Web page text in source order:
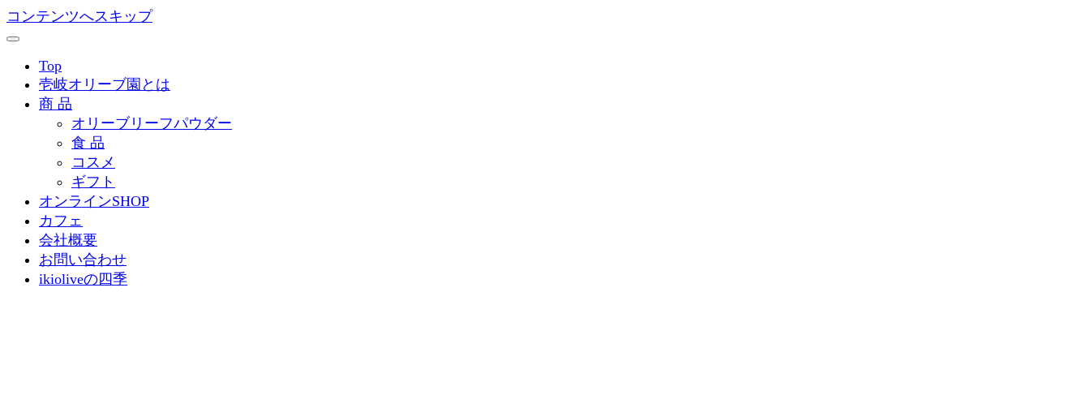
コンテンツへスキップ
Top
壱岐オリーブ園とは
商 品
オリーブリーフパウダー
食 品
コスメ
ギフト
オンラインSHOP
カフェ
会社概要
お問い合わせ
ikioliveの四季